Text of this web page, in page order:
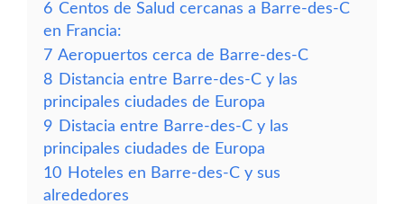
6 Centos de Salud cercanas a Barre-des-C
en Francia:
7 Aeropuertos cerca de Barre-des-C
8 Distancia entre Barre-des-C y las
principales ciudades de Europa
9 Distacia entre Barre-des-C y las
principales ciudades de Europa
10 Hoteles en Barre-des-C y sus
alrededores